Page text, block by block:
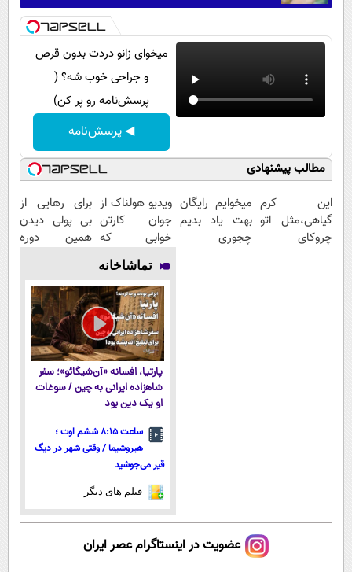
میخوای زانو دردت بدون قرص
و جراحی خوب شه؟ (
پرسش‌نامه رو پر کن)
◀ پرسش‌نامه
مطالب پیشنهادی
این کرم
گیاهی،مثل اتو
چروکای
میخوایم رایگان
بهت یاد بدیم
چجوری
ویدیو هولناک از
جوان کارتن
خوابی که
میلیاردر شد.
آموزش رایگان
برای رهایی از
بی پولی دیدن
همین دوره
کن)
تماشاخانه
پارتیا، افسانه «آن‌شیگائو»؛ سفر
شاهزاده ایرانی به چین / سوغات
او یک دین بود
ساعت ۸:۱۵ ششم اوت ؛
هیروشیما / وقتی شهر در دیگ
قیر می‌جوشید
فیلم های دیگر
عضویت در اینستاگرام عصر ایران